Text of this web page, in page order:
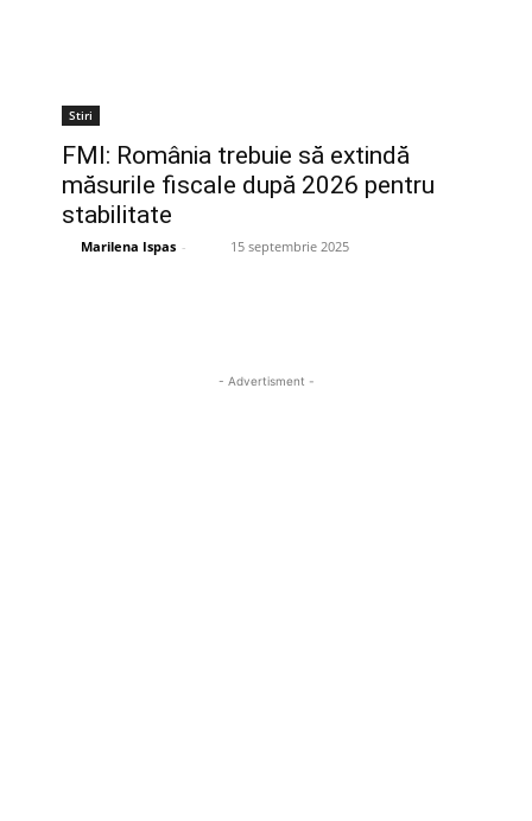
Stiri
FMI: România trebuie să extindă
măsurile fiscale după 2026 pentru
stabilitate
Marilena Ispas - 15 septembrie 2025
- Advertisment -